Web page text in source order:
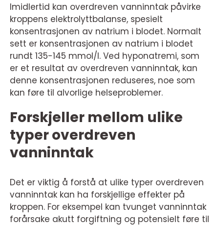
Imidlertid kan overdreven vanninntak påvirke
kroppens elektrolyttbalanse, spesielt
konsentrasjonen av natrium i blodet. Normalt
sett er konsentrasjonen av natrium i blodet
rundt 135-145 mmol/l. Ved hyponatremi, som
er et resultat av overdreven vanninntak, kan
denne konsentrasjonen reduseres, noe som
kan føre til alvorlige helseproblemer.
Forskjeller mellom ulike
typer overdreven
vanninntak
Det er viktig å forstå at ulike typer overdreven
vanninntak kan ha forskjellige effekter på
kroppen. For eksempel kan tvunget vanninntak
forårsake akutt forgiftning og potensielt føre til